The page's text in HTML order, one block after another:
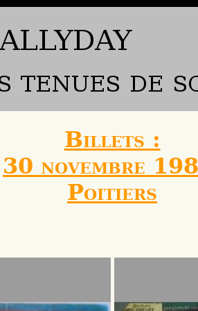
Billets :
30 novembre
Poitiers